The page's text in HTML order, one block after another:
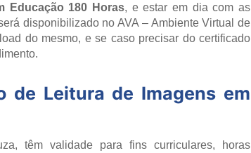
Educação 180 Horas, e estar em dia com as
disponibilizado no AVA – Ambiente Virtual de
do mesmo, e se caso precisar do certificado
de Leitura de Imagens em
têm validade para fins curriculares, horas